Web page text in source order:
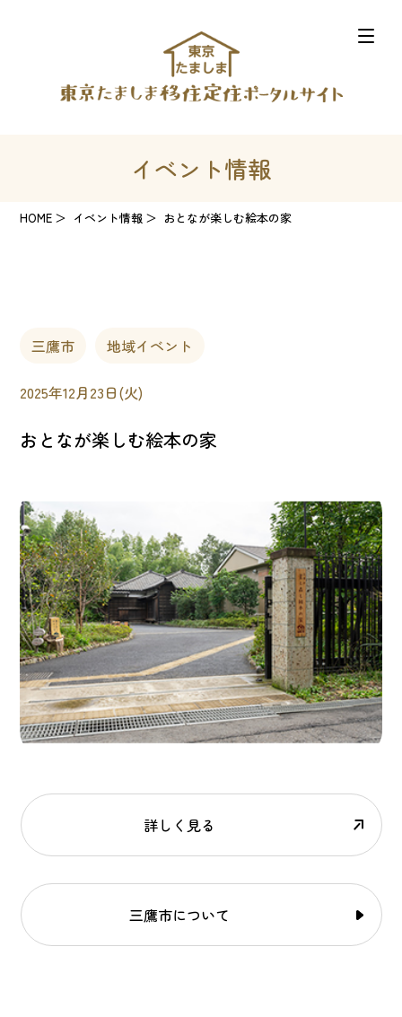
イベント情報
HOME イベント情報 おとなが楽しむ絵本の家
三鷹市 地域イベント
2025年12月23日(火)
おとなが楽しむ絵本の家
詳しく見る
三鷹市について